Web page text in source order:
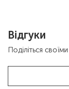
Відгуки
Поділіться